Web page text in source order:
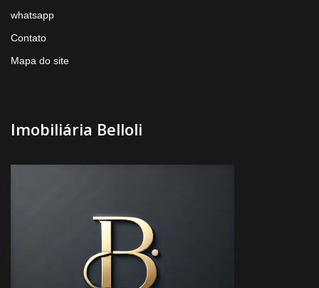
whatsapp
Contato
Mapa do site
Imobiliária Belloli